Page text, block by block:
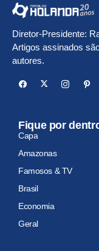
Diretor-Presidente:
Artigos assinados
autores.
Fique por
Capa
Amazonas
Famosos & TV
Brasil
Economia
Geral